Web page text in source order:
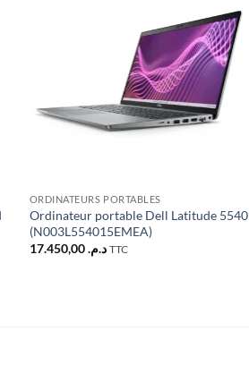
Ajouter
à la liste
d’envies
ORDINATEURS PORTABLES
Ordinateur portable Dell Latitude 5540
(N003L554015EMEA)
د.م.17.450,00 TTC